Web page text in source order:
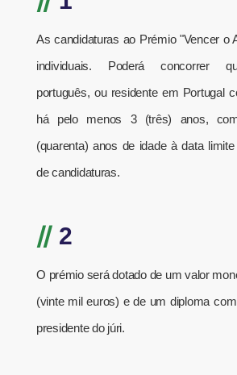
As candidaturas ao Prémio "Vencer o
individuais. Poderá concorrer
português, ou residente em Portugal
há pelo menos 3 (três) anos,
(quarenta) anos de idade à data
de candidaturas.
// 2
O prémio será dotado de um valor
(vinte mil euros) e de um diploma
presidente do júri.